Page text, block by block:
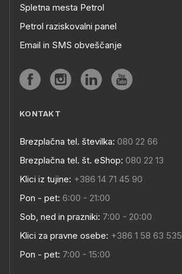
Spletna mesta Petrol
Petrol raziskovalni panel
Email in SMS obveščanje
KONTAKT
Brezplačna tel. številka: 080 22 66
Brezplačna tel. št. eShop: 080 22 13
Klici iz tujine: +386 14 71 45 90
Pon - pet: 6:00 - 21:00
Sob, ned in prazniki: 7:00 - 20:00
Klici za pravne osebe: +386 1 58 63 535
Pon - pet: 7:00 - 15:00